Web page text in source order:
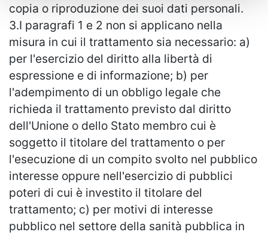
copia o riproduzione dei suoi dati personali.
3.I paragrafi 1 e 2 non si applicano nella
misura in cui il trattamento sia necessario: a)
per l'esercizio del diritto alla libertà di
espressione e di informazione; b) per
l'adempimento di un obbligo legale che
richieda il trattamento previsto dal diritto
dell'Unione o dello Stato membro cui è
soggetto il titolare del trattamento o per
l'esecuzione di un compito svolto nel pubblico
interesse oppure nell'esercizio di pubblici
poteri di cui è investito il titolare del
trattamento; c) per motivi di interesse
pubblico nel settore della sanità pubblica in